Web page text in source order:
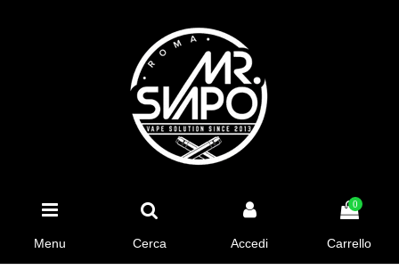
Menu Cerca Accedi
0
Carrello